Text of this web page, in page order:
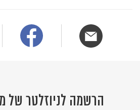
הרשמה לניוזלטר של